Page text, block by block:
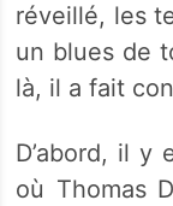
réveillé, les
un blues de
là, il a fait
D’abord, il y
où Thomas